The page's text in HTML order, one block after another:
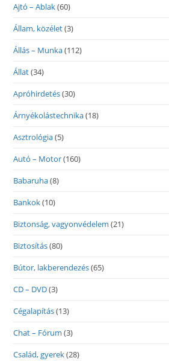
Ajtó – Ablak(60)
Állam, közélet(3)
Állás – Munka(112)
Állat(34)
Apróhirdetés(30)
Árnyékolástechnika(18)
Asztrológia(5)
Autó – Motor(160)
Babaruha(8)
Bankok(10)
Biztonság, vagyonvédelem (21)
Biztosítás(80)
Bútor, lakberendezés(65)
CD – DVD(3)
Cégalapítás(13)
Chat – Fórum (3)
Család, gyerek(28)